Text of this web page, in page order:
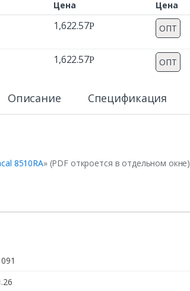
Цена Цена
1,622.57Р ОПТ
1,622.57Р ОПТ
Описание Спецификация
8510RA» (PDF откроется в отдельном окне)
091